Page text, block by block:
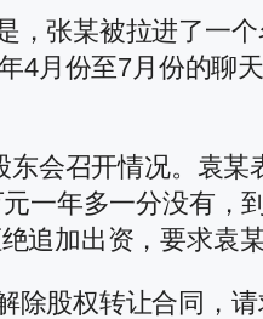
张某被拉进了一
4月份至7月份的聊
会召开情况。袁
一年多一分没有，
追加出资，要求袁
股权转让合同，